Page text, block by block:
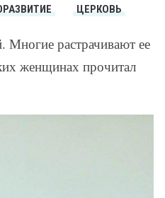
ЦЕРКОВЬ
Многие растрачивают ее
женщинах прочитал